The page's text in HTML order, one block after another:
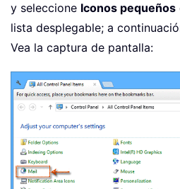
y seleccione Iconos pequeños
lista desplegable; a
Vea la captura de pantalla: